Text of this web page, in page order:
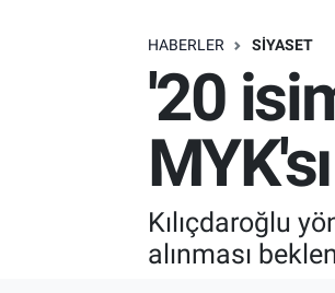
HABERLER SIYASET
'20
Kılıçdaroğlu
alınması
ÖZEL HABER